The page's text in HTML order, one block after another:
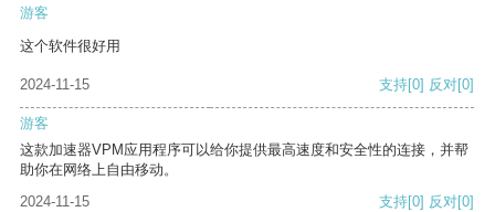
游客
这个软件很好用
2024-11-15 支持[0] 反对[0]
游客
这款加速器VPM应用程序可以给你提供最高速度和安全性的连接，并帮
助你在网络上自由移动。
2024-11-15
支持[0] 反对[0]